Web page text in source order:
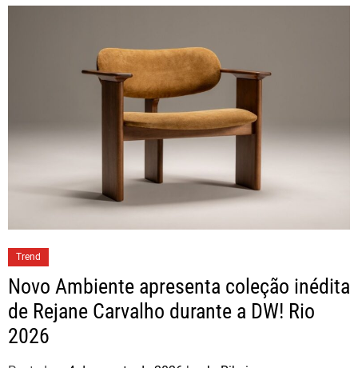
Trend
Novo Ambiente apresenta coleção inédita
de Rejane Carvalho durante a DW! Rio
2026